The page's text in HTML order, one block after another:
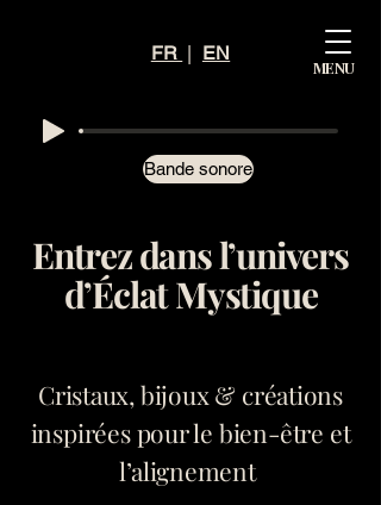
Mystiq
ue
Éclat
FR | EN
MENU
Bande sonore
Entrez dans l’univers
d’Éclat Mystique
Cristaux, bijoux & créations
inspirées pour le bien-être et
l’alignement